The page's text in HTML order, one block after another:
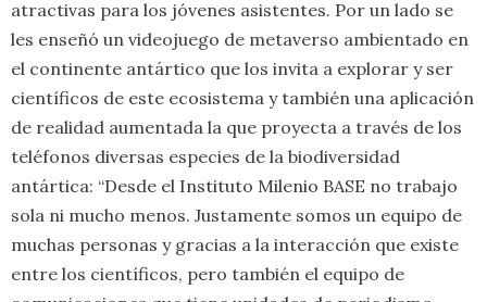
atractivas para los jóvenes asistentes. Por un lado se
les enseñó un videojuego de metaverso ambientado en
el continente antártico que los invita a explorar y ser
científicos de este ecosistema y también una aplicación
de realidad aumentada la que proyecta a través de los
teléfonos diversas especies de la biodiversidad
antártica: “Desde el Instituto Milenio BASE no trabajo
sola ni mucho menos. Justamente somos un equipo de
muchas personas y gracias a la interacción que existe
entre los científicos, pero también el equipo de